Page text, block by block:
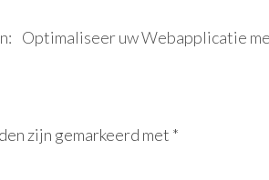
Optimaliseer uw Webapplicatie
zijn gemarkeerd met *